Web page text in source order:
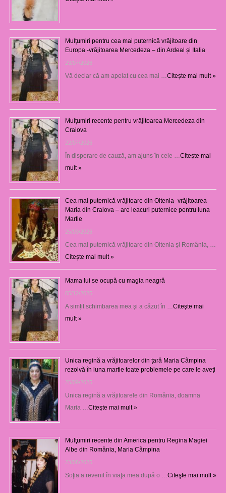
Mulțumiri pentru cea mai puternică vrăjitoare din
Europa -vrăjitoarea Mercedeza – din Ardeal și Italia
23/07/2026
Vă declar că am apelat cu cea mai … Citeşte mai mult »
Mulţumiri recente pentru vrăjitoarea Mercedeza din
Craiova
22/07/2026
În disperare de cauză, am ajuns în cele … Citeşte mai
mult »
Cea mai puternică vrăjitoare din Oltenia- vrăjitoarea
Maria din Craiova – are leacuri puternice pentru luna
Martie
25/03/2026
Cea mai puternică vrăjitoare din Oltenia și România, …
Citeşte mai mult »
Mama lui se ocupă cu magia neagră
05/12/2025
A simțit schimbarea mea şi a căzut în … Citeşte mai
mult »
Unica regină a vrăjitoarelor din țară Maria Câmpina
rezolvă în luna martie toate problemele pe care le aveți
25/09/2025
Unica regină a vrăjitoarele din România, doamna
Maria … Citeşte mai mult »
Mulţumiri recente din America pentru Regina Magiei
Albe din România, Maria Câmpina
23/08/2025
Soţia a revenit în viaţa mea după o … Citeşte mai mult »